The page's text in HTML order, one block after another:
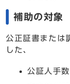
補助の対象
公正証書または
した、
公証人手